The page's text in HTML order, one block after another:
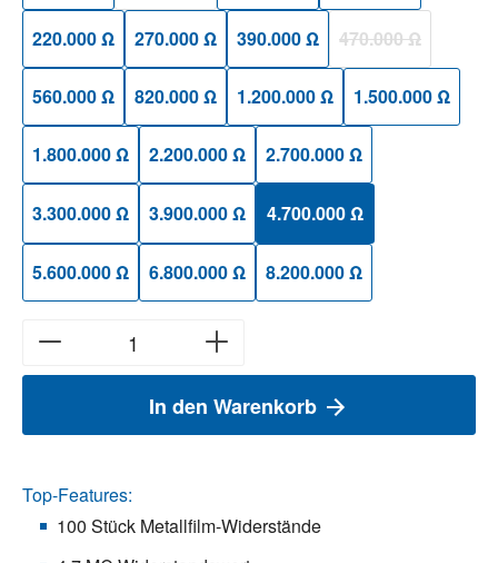
220.000 Ω 270.000 Ω 390.000 Ω 470.000 Ω(Diese Option ist
560.000 Ω 820.000 Ω 1.200.000 Ω 1.500.000 Ω
1.800.000 Ω 2.200.000 Ω 2.700.000 Ω
3.300.000 Ω 3.900.000 Ω 4.700.000 Ω
5.600.000 Ω 6.800.000 Ω 8.200.000 Ω
In den Warenkorb
Top-Features:
100 Stück Metallfilm-Widerstände